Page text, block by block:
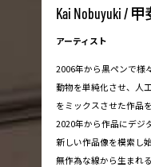
Kai Nobuyuki / 甲
アーティスト
2006年から黒ペンで様
動物を単純化させ、人
をミックスさせた作品
2020年から作品にデジ
新しい作品像を模索し始
無作為な線から生まれ